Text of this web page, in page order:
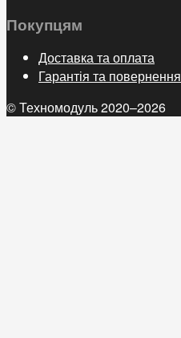
Покупцям
Доставка та оплата
Гарантія та повернення
© Техномодуль 2020–2026